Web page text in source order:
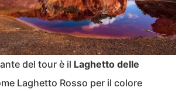
del tour è il Laghetto delle
Laghetto Rosso per il colore